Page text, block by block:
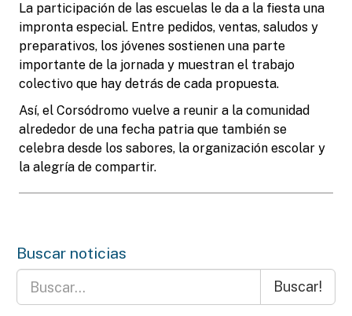
La participación de las escuelas le da a la fiesta una
impronta especial. Entre pedidos, ventas, saludos y
preparativos, los jóvenes sostienen una parte
importante de la jornada y muestran el trabajo
colectivo que hay detrás de cada propuesta.
Así, el Corsódromo vuelve a reunir a la comunidad
alrededor de una fecha patria que también se
celebra desde los sabores, la organización escolar y
la alegría de compartir.
Buscar noticias
Buscar!